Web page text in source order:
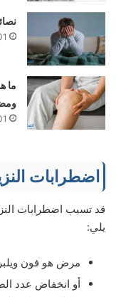
اضطرابات
قد تسبب اضطرابات
يلي:
مرض هو فون
أو انخفاض عدد